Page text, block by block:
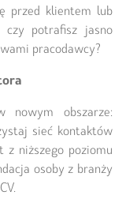
przed klientem lub
czy potrafisz jasno
pracodawcy?
nowym obszarze:
sieć kontaktów
z niższego poziomu
osoby z branży